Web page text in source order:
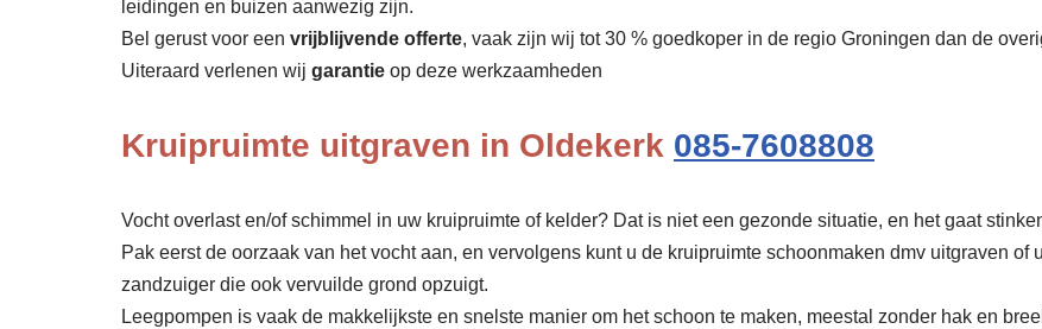
leidingen en buizen aanwezig zijn.
Bel gerust voor een vrijblijvende offerte, vaak zijn wij tot 30 % goedkoper in de regio Groningen dan de
Uiteraard verlenen wij garantie op deze werkzaamheden
Kruipruimte uitgraven in Oldekerk 085-7608808
Vocht overlast en/of schimmel in uw kruipruimte of kelder? Dat is niet een gezonde situatie, en het gaat
Pak eerst de oorzaak van het vocht aan, en vervolgens kunt u de kruipruimte schoonmaken dmv uitgraven
zandzuiger die ook vervuilde grond opzuigt.
Leegpompen is vaak de makkelijkste en snelste manier om het schoon te maken, meestal zonder hak en